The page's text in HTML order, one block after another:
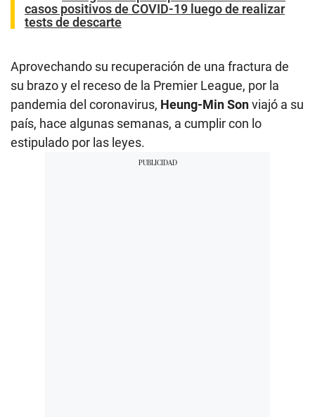
casos positivos de COVID-19 luego de realizar
tests de descarte
Aprovechando su recuperación de una fractura de
su brazo y el receso de la Premier League, por la
pandemia del coronavirus, Heung-Min Sonviajó a su
país, hace algunas semanas, a cumplir con lo
estipulado por las leyes.